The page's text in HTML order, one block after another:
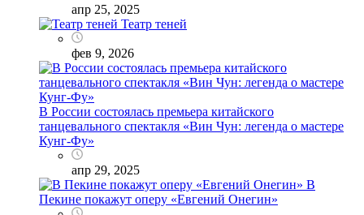
апр 25, 2025
Театр теней
фев 9, 2026
В России состоялась премьера китайского
танцевального спектакля «Вин Чун: легенда о мастере
Кунг-Фу»
апр 29, 2025
В
Пекине покажут оперу «Евгений Онегин»